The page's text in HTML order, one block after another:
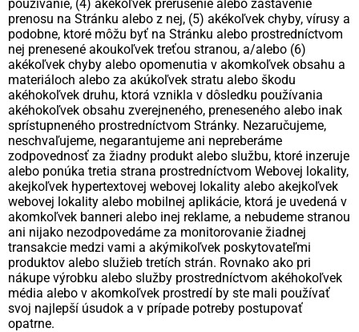
používanie, (4) akékoľvek prerušenie alebo zastavenie
prenosu na Stránku alebo z nej, (5) akékoľvek chyby, vírusy a
podobne, ktoré môžu byť na Stránku alebo prostredníctvom
nej prenesené akoukoľvek treťou stranou, a/alebo (6)
akékoľvek chyby alebo opomenutia v akomkoľvek obsahu a
materiáloch alebo za akúkoľvek stratu alebo škodu
akéhokoľvek druhu, ktorá vznikla v dôsledku používania
akéhokoľvek obsahu zverejneného, preneseného alebo inak
sprístupneného prostredníctvom Stránky. Nezaručujeme,
neschvaľujeme, negarantujeme ani nepreberáme
zodpovednosť za žiadny produkt alebo službu, ktoré inzeruje
alebo ponúka tretia strana prostredníctvom Webovej lokality,
akejkoľvek hypertextovej webovej lokality alebo akejkoľvek
webovej lokality alebo mobilnej aplikácie, ktorá je uvedená v
akomkoľvek banneri alebo inej reklame, a nebudeme stranou
ani nijako nezodpovedáme za monitorovanie žiadnej
transakcie medzi vami a akýmikoľvek poskytovateľmi
produktov alebo služieb tretích strán. Rovnako ako pri
nákupe výrobku alebo služby prostredníctvom akéhokoľvek
média alebo v akomkoľvek prostredí by ste mali používať
svoj najlepší úsudok a v prípade potreby postupovať
opatrne.